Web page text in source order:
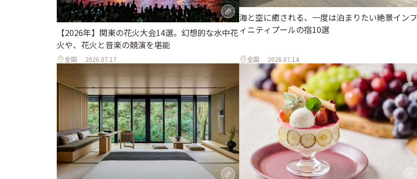
【2026年】関東の花火大会14選。幻想的な水中花
火や、花火と音楽の競演を堪能
全国 2026.07.17
海と空に癒される、一度は泊まりたい絶景インフ
ィニティプールの宿10選
全国 2026.07.14